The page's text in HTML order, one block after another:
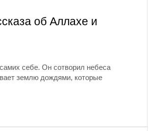
об Аллахе и
себе. Он сотворил небеса
землю дождями, которые